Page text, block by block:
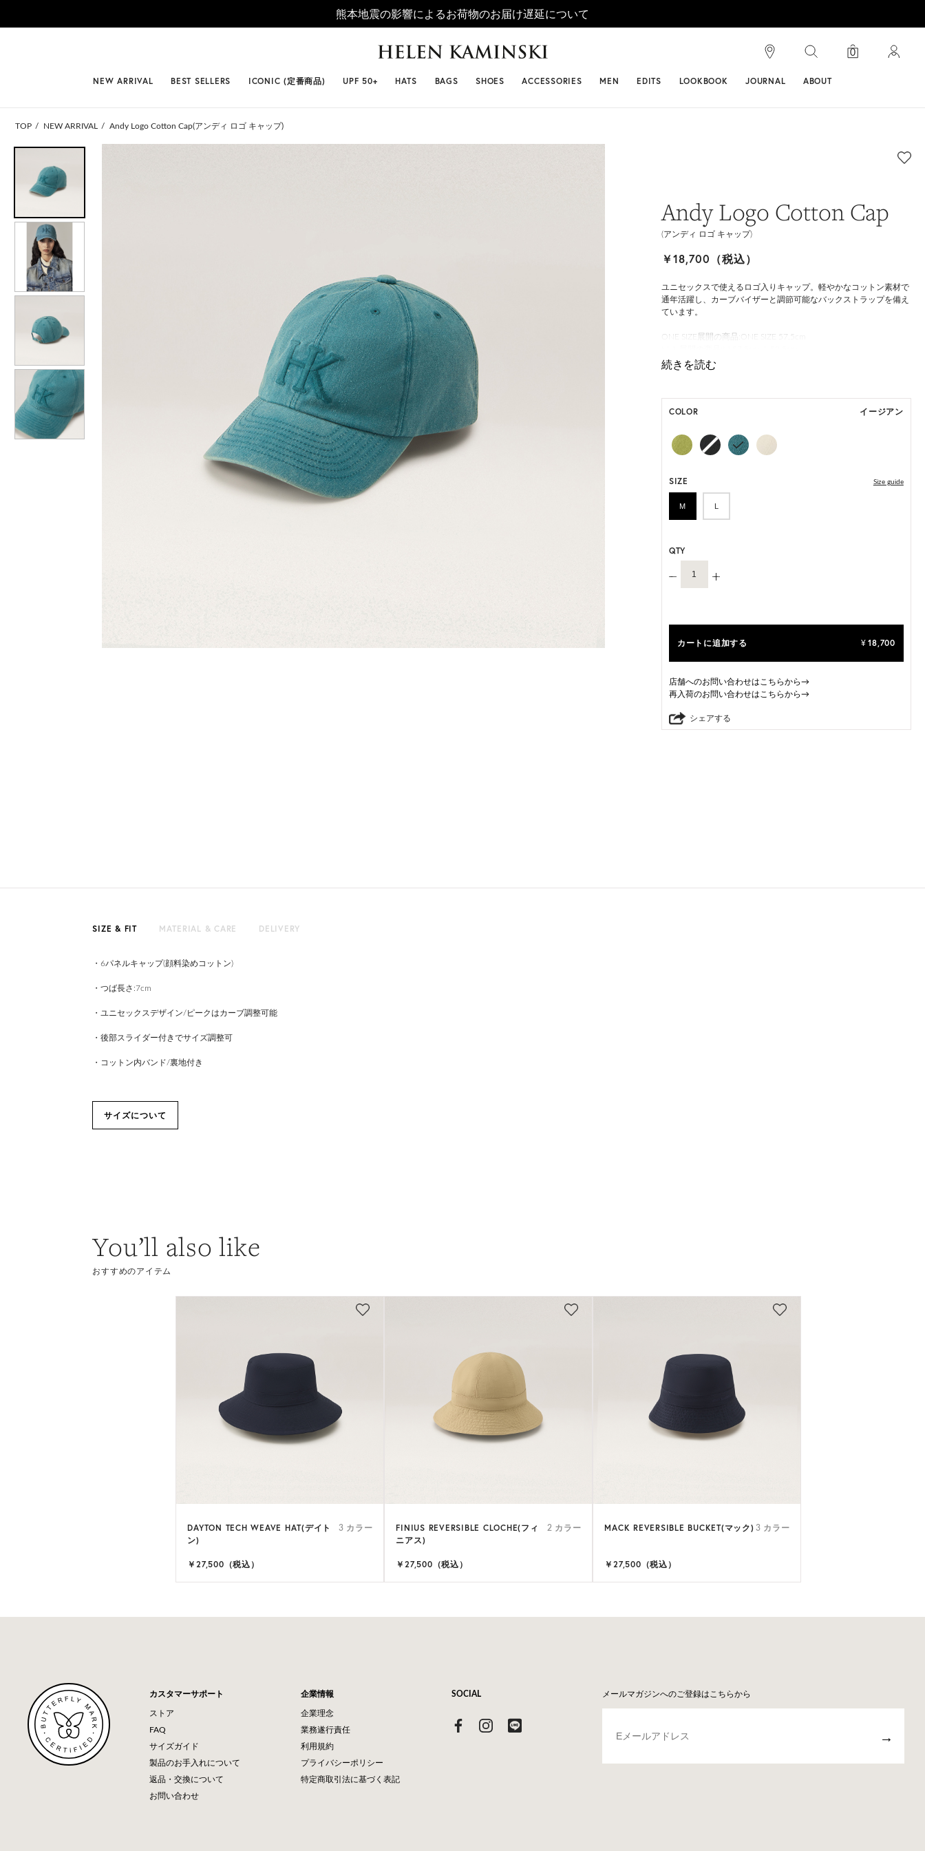
熊本地震の影響によるお荷物のお届け遅延について
#ビベット #キャップ #ビアンカ 0
NEW ARRIVAL BEST SELLERS ICONIC (定番商品) UPF 50+ HATS BAGS SHOES ACCESSORIES MEN EDITS LOOKBOOK JOURNAL ABOUT
TOP NEW ARRIVAL Andy Logo Cotton Cap(アンディ ロゴ キャップ)
Andy Logo Cotton Cap
(アンディ ロゴ キャップ)
￥18,700（税込）
ユニセックスで使えるロゴ入りキャップ。軽やかなコットン素材で
通年活躍し、カーブバイザーと調節可能なバックストラップを備え
ています。
ONE SIZE展開の商品:ONE SIZE 57.5cm
COLOR イージアン
SIZE Size guide
M L
QTY
カートに追加する ¥ 18,700
店舗へのお問い合わせはこちらから→
再入荷のお問い合わせはこちらから→
シェアする
SIZE & FIT MATERIAL & CARE DELIVERY
・6パネルキャップ(顔料染めコットン)
・つば長さ:7cm
・ユニセックスデザイン/ピークはカーブ調整可能
・後部スライダー付きでサイズ調整可
・コットン内バンド/裏地付き
サイズについて
You’ll also like
おすすめのアイテム
DAYTON TECH WEAVE HAT(デイト
ン)
3 カラー
￥27,500（税込）
FINIUS REVERSIBLE CLOCHE(フィ
ニアス)
2 カラー
￥27,500（税込）
MACK REVERSIBLE BUCKET(マック) 3 カラー
￥27,500（税込）
メールマガジンへのご登録はこちらから
→
カスタマーサポート
ストア
FAQ
サイズガイド
製品のお手入れについて
返品・交換について
お問い合わせ
企業情報
企業理念
業務遂行責任
利用規約
プライバシーポリシー
特定商取引法に基づく表記
SOCIAL